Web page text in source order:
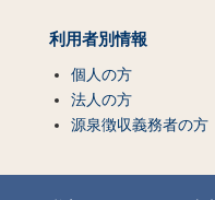
利用者別情報
個人の方
法人の方
源泉徴収義務者の方